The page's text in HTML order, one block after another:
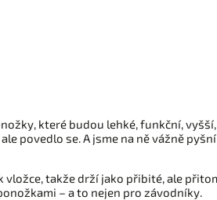
které budou lehké, funkční,
se. A jsme na ně vážně
takže drží jako přibité, ale
– a to nejen pro závodníky.